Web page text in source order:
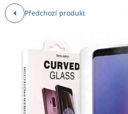
Předchozí produkt